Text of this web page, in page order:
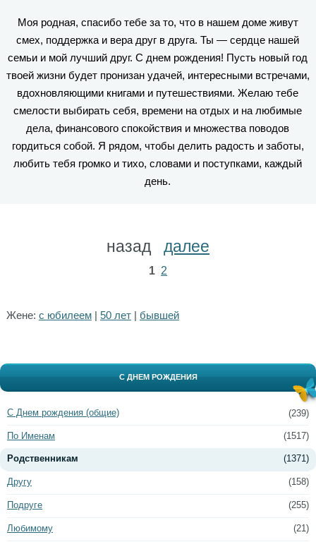
Моя родная, спасибо тебе за то, что в нашем доме живут
смех, поддержка и вера друг в друга. Ты — сердце нашей
семьи и мой лучший друг. С днем рождения! Пусть новый год
твоей жизни будет пронизан удачей, интересными встречами,
вдохновляющими книгами и путешествиями. Желаю тебе
смелости выбирать себя, времени на отдых и на любимые
дела, финансового спокойствия и множества поводов
гордиться собой. Я рядом, чтобы делить радость и заботы,
любить тебя громко и тихо, словами и поступками, каждый
день.
назад далее
1 2
Жене: с юбилеем| 50 лет| бывшей
С ДНЕМ РОЖДЕНИЯ
(239)
С Днем рождения (общие)
(1517)
По Именам
(1371)
Родственникам
(158)
Другу
(255)
Подруге
(21)
Любимому